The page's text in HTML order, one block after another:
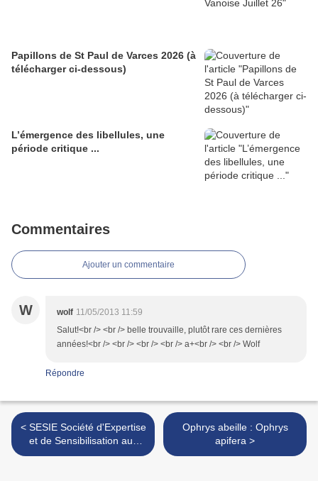
Papillons de St Paul de Varces 2026 (à
télécharger ci-dessous)
L’émergence des libellules, une
période critique ...
Commentaires
Ajouter un commentaire
W wolf 11/05/2013 11:59
Salut!<br /> <br /> belle trouvaille, plutôt rare ces dernières
années!<br /> <br /> <br /> <br /> a+<br /> <br /> Wolf
Répondre
< SESIE Société d'Expertise
et de Sensibilisation aux
Insectes et à leur
Ophrys abeille : Ophrys
apifera >